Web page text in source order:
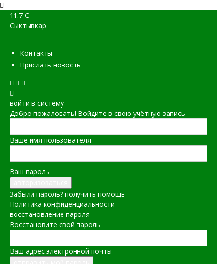
11.7 C
Сыктывкар
Контакты
Прислать новость
войти в систему
Добро пожаловать! Войдите в свою учётную запись
Ваше имя пользователя
Ваш пароль
Забыли пароль? получить помощь
Политика конфиденциальности
восстановление пароля
Восстановите свой пароль
Ваш адрес электронной почты